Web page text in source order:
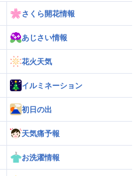
さくら開花情報
あじさい情報
花火天気
イルミネーション
初日の出
天気痛予報
お洗濯情報